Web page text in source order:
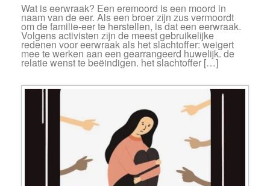
Wat is eerwraak? Een eremoord is een moord in
naam van de eer. Als een broer zijn zus vermoordt
om de familie-eer te herstellen, is dat een eerwraak.
Volgens activisten zijn de meest gebruikelijke
redenen voor eerwraak als het slachtoffer: weigert
mee te werken aan een gearrangeerd huwelijk. de
relatie wenst te beëindigen. het slachtoffer […]